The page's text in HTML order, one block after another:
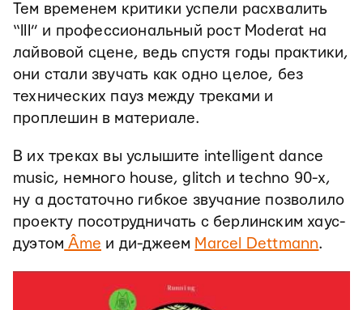
Тем временем критики успели расхвалить
“III” и профессиональный рост Moderat на
лайвовой сцене, ведь спустя годы практики,
они стали звучать как одно целое, без
технических пауз между треками и
проплешин в материале.
В их треках вы услышите intelligent dance
music, немного house, glitch и techno 90-х,
ну а достаточно гибкое звучание позволило
проекту посотрудничать с берлинским хаус-
дуэтом Âme и ди-джеем Marcel Dettmann.